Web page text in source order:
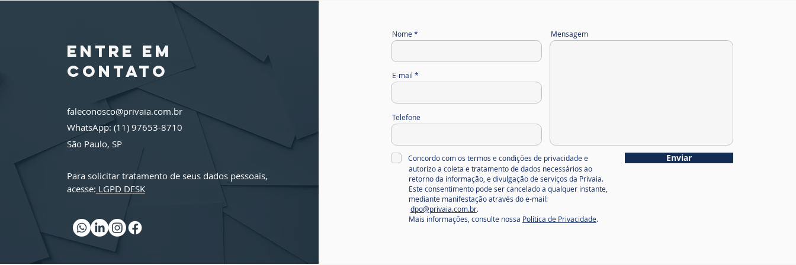
de Dados -
Infraestrutura
Estratégica
que todo
precisa para
Proteger seus
Dados
de dados
compliance vai
entre em
contato
faleconosco@privaia.com.br
WhatsApp: (11) 97653-8710
São Paulo, SP
Para solicitar tratamento de seus dados pessoais,
acesse: LGPD DESK
Nome
E-mail
Telefone
Mensagem
Concordo com os termos e condições de privacidade e
autorizo a coleta e tratamento de dados necessários ao
retorno da informação, e divulgação de serviços da Privaia.
Este consentimento pode ser cancelado a qualquer instante,
mediante manifestação através do e-mail:
dpo@privaia.com.br.
Mais informações, consulte nossa Política de Privacidade.
Enviar